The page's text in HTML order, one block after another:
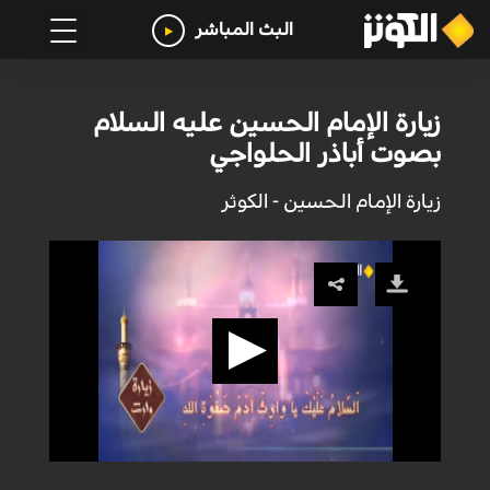
البث المباشر
زيارة الإمام الحسين عليه السلام
بصوت أباذر الحلواجي
زيارة الإمام الحسين - الكوثر